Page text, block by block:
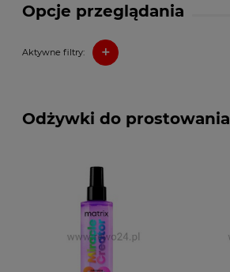
Opcje przeglądania
Aktywne filtry: +
Odżywki do prostowania